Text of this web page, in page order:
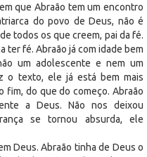
que Abraão tem um encontro
do povo de Deus, não é
todos os que creem, pai da fé.
ter fé. Abraão já com idade bem
um adolescente e nem um
o texto, ele já está bem mais
fim, do que do começo. Abraão
a Deus. Não nos deixou
se tornou absurda, ele
Deus. Abraão tinha de Deus o